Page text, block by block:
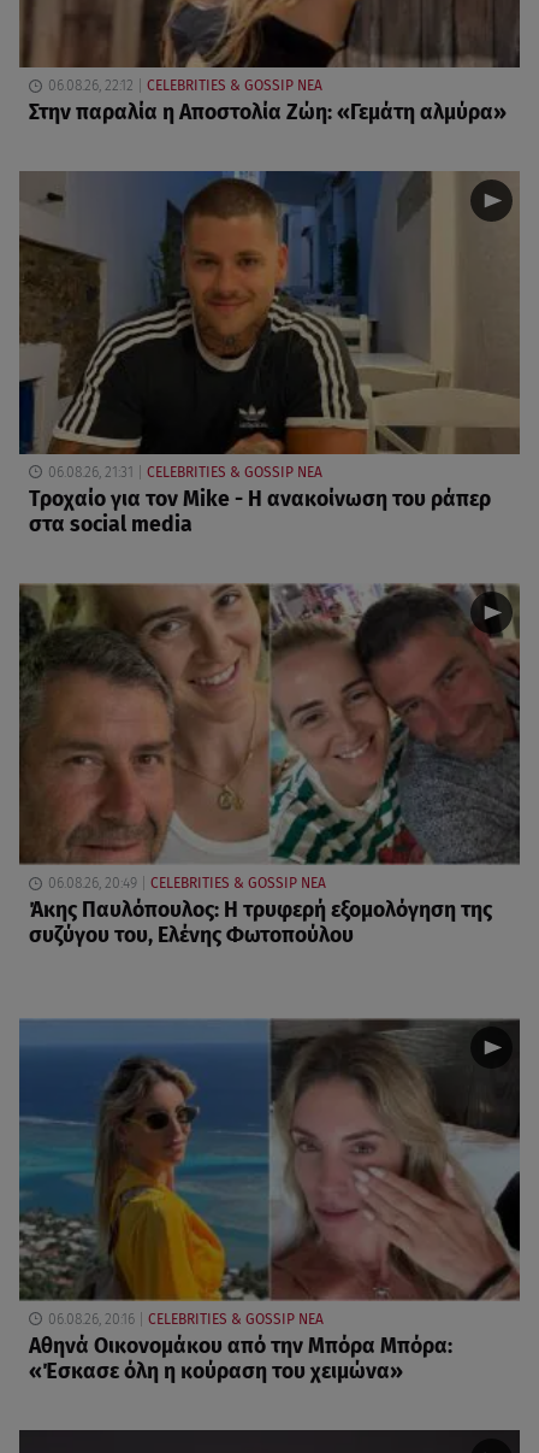
06.08.26, 22:12 CELEBRITIES & GOSSIP ΝΕΑ
Στην παραλία η Αποστολία Ζώη: «Γεμάτη αλμύρα»
06.08.26, 21:31 CELEBRITIES & GOSSIP ΝΕΑ
Τροχαίο για τον Mike - Η ανακοίνωση του ράπερ
στα social media
06.08.26, 20:49 CELEBRITIES & GOSSIP ΝΕΑ
Άκης Παυλόπουλος: Η τρυφερή εξομολόγηση της
συζύγου του, Ελένης Φωτοπούλου
06.08.26, 20:16 CELEBRITIES & GOSSIP ΝΕΑ
Αθηνά Οικονομάκου από την Μπόρα Μπόρα:
«Έσκασε όλη η κούραση του χειμώνα»